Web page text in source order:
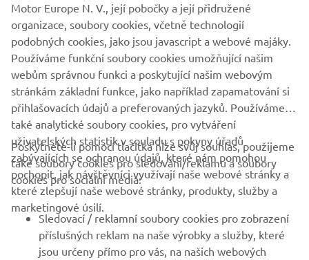
DALŠÍ FIREMNÍ NOVINKY
FIREMNÍ
B2B
VÍCE YAMAHA
Motor Europe N. V., její pobočky a její přidružené
organizace, soubory cookies, včetně technologií
podobných cookies, jako jsou javascript a webové majáky.
Používáme funkční soubory cookies umožňující našim
webům správnou funkci a poskytující našim webovým
stránkám základní funkce, jako například zapamatování si
přihlašovacích údajů a preferovaných jazyků. Používáme
také analytické soubory cookies, pro vytváření
uživatelských statistik v souladu s pokyny úřadů
zabývajících se ochranou údajů, které nám pomohou
pochopit, jak návštěvníci využívají naše webové stránky a
které zlepšují naše webové stránky, produkty, služby a
marketingové úsilí.
Poskytnete-li pomocí tlačítka níže svůj souhlas, použijeme
také soubory cookies pro sledování/reklamu a soubory
cookies pro sociální média:
Sledovací / reklamní soubory cookies pro zobrazení
příslušných reklam na naše výrobky a služby, které
jsou určeny přímo pro vás, na našich webových